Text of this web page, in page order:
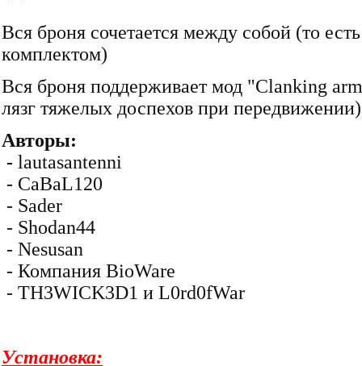
Вся броня сочетается между собой (то
комплектом)
Вся броня поддерживает мод "Clanking
лязг тяжелых доспехов при
Авторы:
- lautasantenni
- CaBaL120
- Sader
- Shodan44
- Nesusan
- Компания BioWare
- TH3WICK3D1 и L0rd0fWar
Установка: